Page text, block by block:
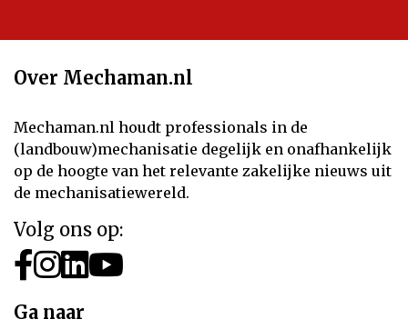
Over Mechaman.nl
Mechaman.nl houdt professionals in de
(landbouw)mechanisatie degelijk en onafhankelijk
op de hoogte van het relevante zakelijke nieuws uit
de mechanisatiewereld.
Volg ons op:
Ga naar